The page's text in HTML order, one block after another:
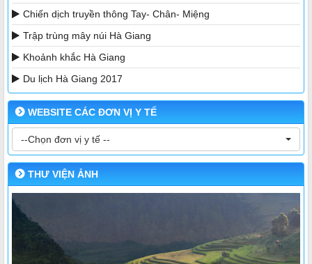
Chiến dịch truyền thông Tay- Chân- Miệng
Trập trùng mây núi Hà Giang
Khoảnh khắc Hà Giang
Du lịch Hà Giang 2017
WEBSITE CÁC ĐƠN VỊ Y TẾ
--Chọn đơn vị y tế --
THƯ VIỆN ẢNH